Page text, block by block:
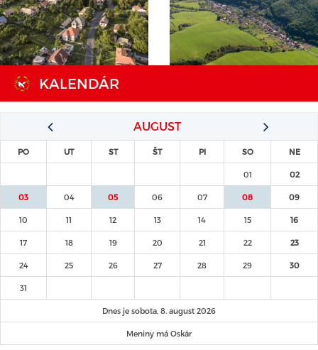
KALENDÁR
AUGUST
PO UT ST ŠT PI SO NE
01 02
03 04 05 06 07 08 09
10 11 12 13 14 15 16
17 18 19 20 21 22 23
24 25 26 27 28 29 30
31
Dnes je sobota, 8. august 2026
Meniny má Oskár